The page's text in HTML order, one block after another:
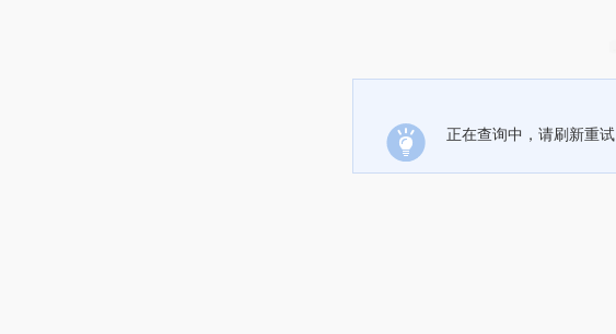
正在查询中，请刷新重试